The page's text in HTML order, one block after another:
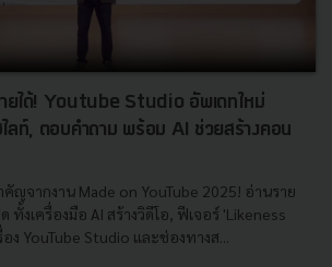
ายได้! Youtube Studio อัพเดทใหม่
ลท์, ตอบคำถาม พร้อม AI ช่วยสร้างคอน
จากงาน Made on YouTube 2025! อ่านราย
ทั้งเครื่องมือ AI สร้างวิดีโอ, ฟีเจอร์ 'Likeness
YouTube Studio และช่องทางส...